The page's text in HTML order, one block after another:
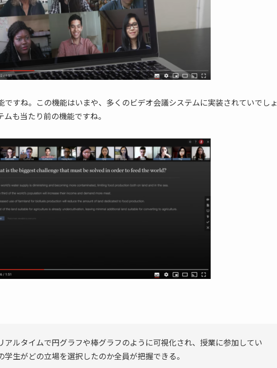
ですね。この機能はいまや、多くのビデオ会議システムに実装されていでしょ
も当たり前の機能ですね。
アルタイムで円グラフや棒グラフのように可視化され、授業に参加してい
生がどの立場を選択したのか全員が把握できる。